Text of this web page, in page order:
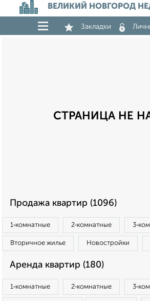
ВЕЛИКИЙ НОВГОРОД
Закладки
СТРАНИЦА НЕ
Продажа квартир (1096)
1‑комнатные 2‑комнатные
Вторичное жилье Новостройки
Аренда квартир (180)
1‑комнатные 2‑комнатные